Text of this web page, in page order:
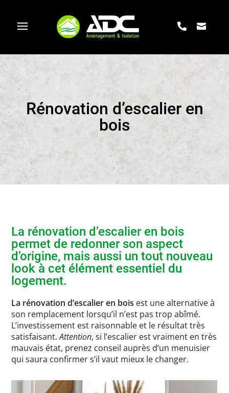
Rénovation d’escalier en
bois
La rénovation d’escalier en bois
permet de redonner son aspect
d’origine, mais aussi un tout nouveau
look à cet élément essentiel du
logement.
La rénovation d’escalier en bois est une alternative à
son remplacement lorsqu’il n’est pas trop abîmé.
L’investissement est raisonnable et le résultat très
satisfaisant.Attention, si l’escalier est vraiment en très
mauvais état, prenez conseil auprès d’un menuisier
qui saura confirmer s’il vaut mieux le changer.